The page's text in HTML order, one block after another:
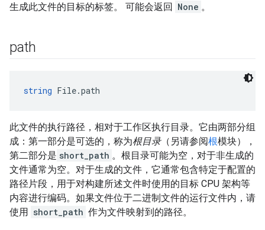
生成此文件的目标的标签。 可能会返回 None 。
path
string File.path
此文件的执行路径，相对于工作区执行目录。它由两部分组
成：第一部分是可选的，称为根目录（另请参阅根模块），
第二部分是 short_path 。根目录可能为空，对于非生成的
文件通常为空。对于生成的文件，它通常包含特定于配置的
路径片段，用于对构建所述文件时使用的目标 CPU 架构等
内容进行编码。如果文件位于二进制文件的运行文件内，请
使用 short_path 作为文件映射到的路径。